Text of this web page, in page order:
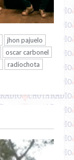
jhon pajuelo
oscar carbonel
radiochota